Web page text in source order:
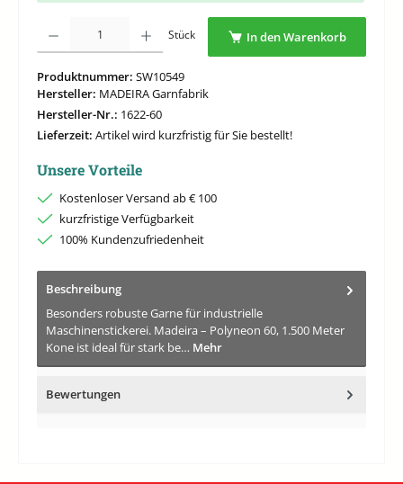
Produkt Anzahl: Gib den gewünschten Wert ein oder benutze die Schaltflächen um
Stück In den Warenkorb
Produktnummer: SW10549
Hersteller: MADEIRA Garnfabrik
Hersteller-Nr.: 1622-60
Lieferzeit: Artikel wird kurzfristig für Sie bestellt!
Unsere Vorteile
Kostenloser Versand ab € 100
kurzfristige Verfügbarkeit
100% Kundenzufriedenheit
Beschreibung
Besonders robuste Garne für industrielle
Maschinenstickerei. Madeira – Polyneon 60, 1.500 Meter
Kone ist ideal für stark be… Mehr
Bewertungen